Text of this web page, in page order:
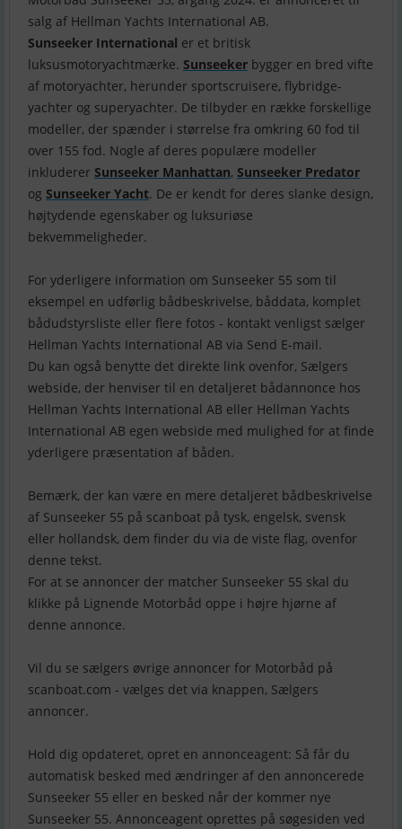
Sunseeker International er et britisk
luksusmotoryachtmærke. Sunseeker bygger en bred vifte
af motoryachter, herunder sportscruisere, flybridge-
yachter og superyachter. De tilbyder en række forskellige
modeller, der spænder i størrelse fra omkring 60 fod til
over 155 fod. Nogle af deres populære modeller
inkluderer Sunseeker Manhattan, Sunseeker Predator
og Sunseeker Yacht. De er kendt for deres slanke design,
højtydende egenskaber og luksuriøse
bekvemmeligheder.
For yderligere information om Sunseeker 55 som til
eksempel en udførlig bådbeskrivelse, båddata, komplet
bådudstyrsliste eller flere fotos - kontakt venligst sælger
Hellman Yachts International AB via Send E-mail.
Du kan også benytte det direkte link ovenfor, Sælgers
webside, der henviser til en detaljeret bådannonce hos
Hellman Yachts International AB eller Hellman Yachts
International AB egen webside med mulighed for at finde
yderligere præsentation af båden.
Bemærk, der kan være en mere detaljeret bådbeskrivelse
af Sunseeker 55 på scanboat på tysk, engelsk, svensk
eller hollandsk, dem finder du via de viste flag, ovenfor
denne tekst.
For at se annoncer der matcher Sunseeker 55 skal du
klikke på Lignende Motorbåd oppe i højre hjørne af
denne annonce.
Vil du se sælgers øvrige annoncer for Motorbåd på
scanboat.com - vælges det via knappen, Sælgers
annoncer.
Hold dig opdateret, opret en annonceagent: Så får du
automatisk besked med ændringer af den annoncerede
Sunseeker 55 eller en besked når der kommer nye
Sunseeker 55. Annonceagent oprettes på søgesiden ved